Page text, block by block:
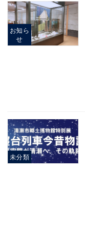
お知ら
せ
未分類